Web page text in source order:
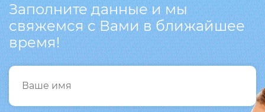
Заполните данные и мы
свяжемся с Вами в ближайшее
время!